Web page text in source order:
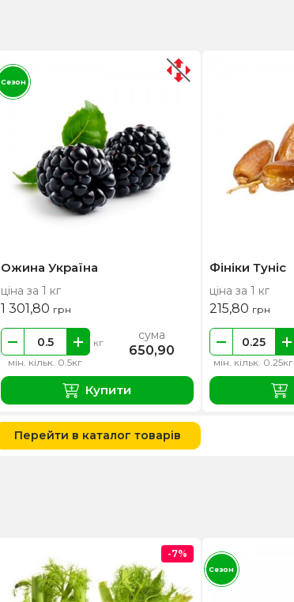
Ожина Україна
ціна за 1 кг
1 301,80 грн
мін. кільк. 0.5кг
кг сума
650,90
Купити
Сезон
Фініки Туніс
ціна за 1 кг
215,80 грн
мін. кільк. 0.25кг
Перейти в каталог товарів
-7%
Сезон